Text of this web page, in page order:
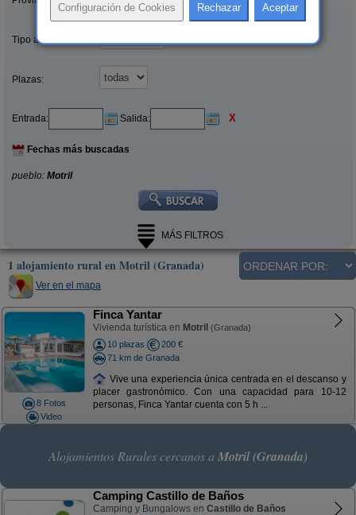
Tipo alquiler:
Plazas:
Entrada: Salida: X
Fechas más buscadas
pueblo: Motril
MÁS FILTROS
1 alojamiento rural en Motril (Granada)
Ver en el mapa
8 Fotos
Video
Finca Yantar
Vivienda turística en Motril (Granada)
10 plazas
200 €
71 km de Granada
Vive una experiencia única centrada en el descanso y
placer gastronómico. Con una capacidad para 10-12
personas, Finca Yantar cuenta con 5 h ...
Alojamientos Rurales cercanos a Motril (Granada)
Camping Castillo de Baños
Camping y Bungalows en Castillo de Baños